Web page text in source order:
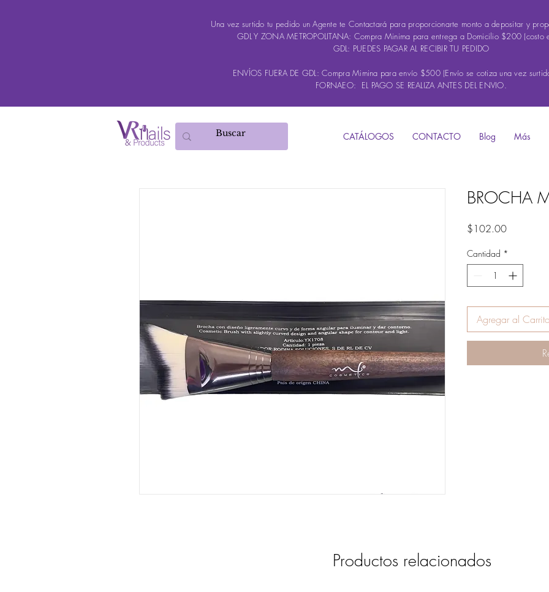
Una vez surtido tu pedido un Agente te Contactará para proporcionarte monto a depositar y
GDL Y ZONA METROPOLITANA: Compra Minima para entrega a Domicilio $200 (costo
GDL: PUEDES PAGAR AL RECIBIR TU PEDIDO
ENVÍOS FUERA DE GDL: Compra Mimina para envío $500 (Envío se cotiza una vez
FORNAEO: EL PAGO SE REALIZA ANTES DEL ENVIO.
CATÁLOGOS CONTACTO Blog Más
BROCHA
$102.00Precio
Cantidad *
Agregar al
Productos relacionados